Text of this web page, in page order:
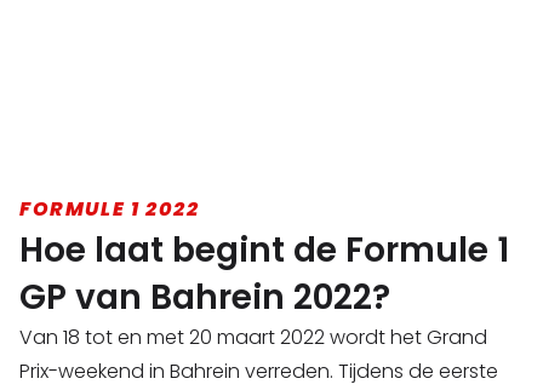
FORMULE 1 2022
Hoe laat begint de Formule 1
GP van Bahrein 2022?
Van 18 tot en met 20 maart 2022 wordt het Grand
Prix-weekend in Bahrein verreden. Tijdens de eerste